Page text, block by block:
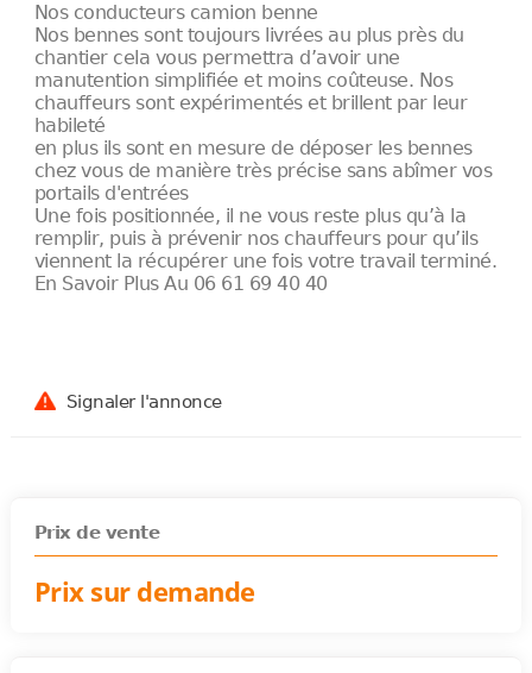
Nos conducteurs camion benne
Nos bennes sont toujours livrées au plus près du
chantier cela vous permettra d’avoir une
manutention simplifiée et moins coûteuse. Nos
chauffeurs sont expérimentés et brillent par leur
habileté
en plus ils sont en mesure de déposer les bennes
chez vous de manière très précise sans abîmer vos
portails d'entrées
Une fois positionnée, il ne vous reste plus qu’à la
remplir, puis à prévenir nos chauffeurs pour qu’ils
viennent la récupérer une fois votre travail terminé.
En Savoir Plus Au 06 61 69 40 40
Signaler l'annonce
Prix de vente
Prix sur demande